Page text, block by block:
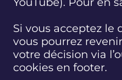
Si vous acceptez le
vous pourrez
votre décision via
cookies en footer.
u
u
u
s
s
u
r
u
s
s
u
r
u
s
s
u